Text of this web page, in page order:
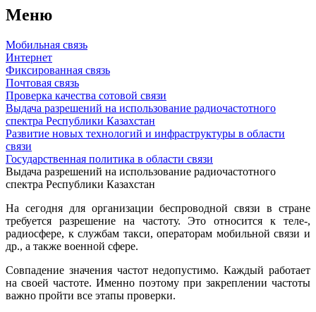
Меню
Мобильная связь
Интернет
Фиксированная связь
Почтовая связь
Проверка качества сотовой связи
Выдача разрешений на использование радиочастотного
спектра Республики Казахстан
Развитие новых технологий и инфраструктуры в области
связи
Государственная политика в области связи
Выдача разрешений на использование радиочастотного
спектра Республики Казахстан
На сегодня для организации беспроводной связи в стране
требуется разрешение на частоту. Это относится к теле-,
радиосфере, к службам такси, операторам мобильной связи и
др., а также военной сфере.
Совпадение значения частот недопустимо. Каждый работает
на своей частоте. Именно поэтому при закреплении частоты
важно пройти все этапы проверки.